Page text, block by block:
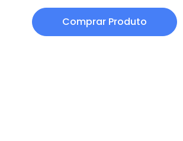
Comprar Produto